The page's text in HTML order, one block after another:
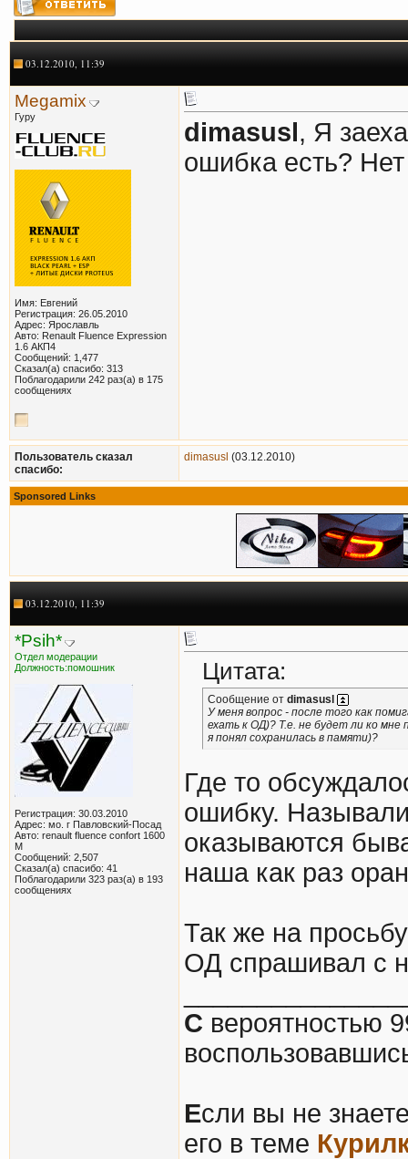
03.12.2010, 11:39
Megamix
Гуру
Имя: Евгений
Регистрация: 26.05.2010
Адрес: Ярославль
Авто: Renault Fluence Expression
1.6 АКП4
Сообщений: 1,477
Сказал(а) спасибо: 313
Поблагодарили 242 раз(а) в 175
сообщениях
dimasusl, Я
ошибка есть?
Пользователь сказал
cпасибо:
dimasusl (03.12.2010)
Sponsored Links
03.12.2010, 11:39
*Psih*
Отдел модерации
Должность:помошник
Регистрация: 30.03.2010
Адрес: мо. г Павловский-Посад
Авто: renault fluence confort 1600
М
Сообщений: 2,507
Сказал(а) спасибо: 41
Поблагодарили 323 раз(а) в 193
сообщениях
Цитата:
Сообщение от dimasusl
У меня вопрос - после того как
ехать к ОД)? Т.е. не будет ли ко
я понял сохранилась в памяти)?
Где то
ошибку.
оказываются
наша как раз
Так же на
ОД спрашивал с
С вероятностью
Если вы не
его в теме